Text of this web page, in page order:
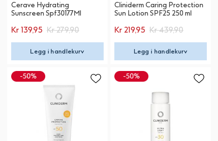
Cerave Hydrating
Sunscreen Spf30177Ml
Kr 139,95 Kr 279,90
Legg i handlekurv
Cliniderm Caring Protection
Sun Lotion SPF25 250 ml
Kr 219,95 Kr 439,90
Legg i handlekurv